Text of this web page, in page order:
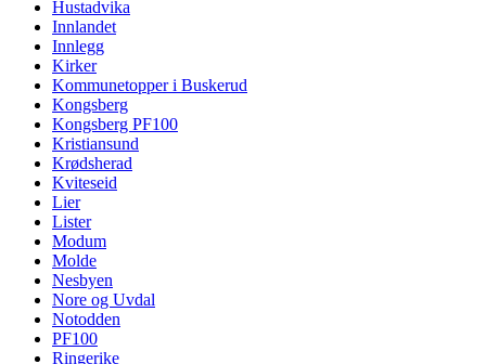
Hustadvika
Innlandet
Innlegg
Kirker
Kommunetopper i Buskerud
Kongsberg
Kongsberg PF100
Kristiansund
Krødsherad
Kviteseid
Lier
Lister
Modum
Molde
Nesbyen
Nore og Uvdal
Notodden
PF100
Ringerike